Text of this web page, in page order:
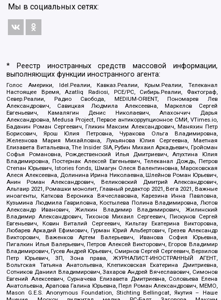
Мы в социальных сетях:
* Реестр иностранных средств массовой информации,
выполняющих функции иностранного агента:
Голос Америки, Idel.Реалии, Кавказ.Реалии, Крым.Реалии, Телеканал
Настоящее Время, Azatliq Radiosi, PCE/PC, Сибирь.Реалии, Фактограф,
Север.Реалии, Радио Свобода, MEDIUM-ORIENT, Пономарев Лев
Александрович, Савицкая Людмила Алексеевна, Маркелов Сергей
Евгеньевич, Камалягин Денис Николаевич, Апахончич Дарья
Александровна, Medusa Project, Первое антикоррупционное СМИ, VTimes.io,
Баданин Роман Сергеевич, Гликин Максим Александрович, Маняхин Петр
Борисович, Ярош Юлия Петровна, Чуракова Ольга Владимировна,
Железнова Мария Михайловна, Лукьянова Юлия Сергеевна, Маетная
Елизавета Витальевна, The Insider SIA, Рубин Михаил Аркадьевич, Гройсман
Софья Романовна, Рождественский Илья Дмитриевич, Апухтина Юлия
Владимировна, Постернак Алексей Евгеньевич, Телеканал Дождь, Петров
Степан Юрьевич, Istories fonds, Шмагун Олеся Валентиновна, Мароховская
Алеся Алексеевна, Долинина Ирина Николаевна, Шлейнов Роман Юрьевич,
Анин Роман Александрович, Великовский Дмитрий Александрович,
Альтаир 2021, Ромашки монолит, Главный редактор 2021, Вега 2021, Важные
иноагенты, Каткова Вероника Вячеславовна, Карезина Инна Павловна,
Кузьмина Людмила Гавриловна, Костылева Полина Владимировна, Лютов
Александр Иванович, Жилкин Владимир Владимирович, Жилинский
Владимир Александрович, Тихонов Михаил Сергеевич, Пискунов Сергей
Евгеньевич, Ковин Виталий Сергеевич, Кильтау Екатерина Викторовна,
Любарев Аркадий Ефимович, Гурман Юрий Альбертович, Грезев Александр
Викторович, Важенков Артем Валерьевич, Иванова София Юрьевна,
Пигалкин Илья Валерьевич, Петров Алексей Викторович, Егоров Владимир
Владимирович, Гусев Андрей Юрьевич, Смирнов Сергей Сергеевич, Верзилов
Петр Юрьевич, ЗП, Зона права, ЖУРНАЛИСТ-ИНОСТРАННЫЙ АГЕНТ,
Вольтская Татьяна Анатольевна, Клепиковская Екатерина Дмитриевна,
Сотников Даниил Владимирович, Захаров Андрей Вячеславович, Симонов
Евгений Алексеевич, Сурначева Елизавета Дмитриевна, Соловьева Елена
Анатольевна, Арапова Галина Юрьевна, Перл Роман Александрович, МЕМО,
Mason G.E.S. Anonymous Foundation, Stichting Bellingcat, Якутия – Наше